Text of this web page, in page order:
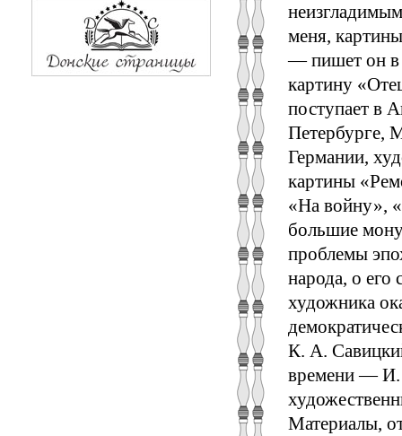
меня,
— пишет он в
картину
поступает в
Петербурге,
Германии,
картины
«На войну»,
большие
проблемы
народа, о его
художника
К. А.
времени —
Материалы,